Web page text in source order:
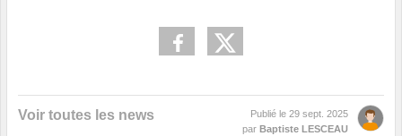
Voir toutes les news Publié le 29 sept. 2025
par Baptiste LESCEAU